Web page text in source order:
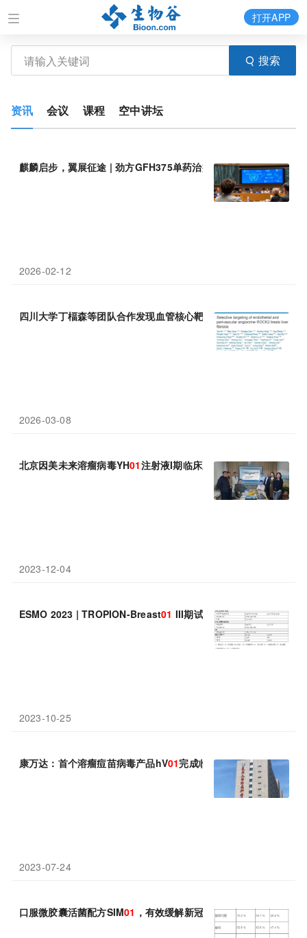
搜索
打开APP
资讯 会议 课程 空中讲坛
麒麟启步，翼展征途 | 劲方GFH375单药治疗胰腺癌III期研究("麒
2026-02-12
四川大学丁楅森等团队合作发现血管核心靶点ROCK2，首创抑制
2026-03-08
北京因美未来溶瘤病毒YH01注射液I期临床顺利启动
2023-12-04
ESMO 2023 | TROPION-Breast01 III期试验发布最新结果：与
2023-10-25
康万达：首个溶瘤痘苗病毒产品hV01完成临床首例患者给药
2023-07-24
口服微胶囊活菌配方SIM01 ，有效缓解新冠后遗症